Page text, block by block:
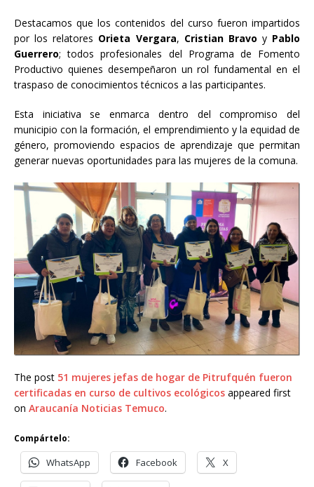
Destacamos que los contenidos del curso fueron impartidos
por los relatores Orieta Vergara, Cristian Bravo y Pablo
Guerrero; todos profesionales del Programa de Fomento
Productivo quienes desempeñaron un rol fundamental en el
traspaso de conocimientos técnicos a las participantes.
Esta iniciativa se enmarca dentro del compromiso del
municipio con la formación, el emprendimiento y la equidad de
género, promoviendo espacios de aprendizaje que permitan
generar nuevas oportunidades para las mujeres de la comuna.
The post 51 mujeres jefas de hogar de Pitrufquén fueron
certificadas en curso de cultivos ecológicos appeared first
on Araucanía Noticias Temuco.
Compártelo:
WhatsApp Facebook X